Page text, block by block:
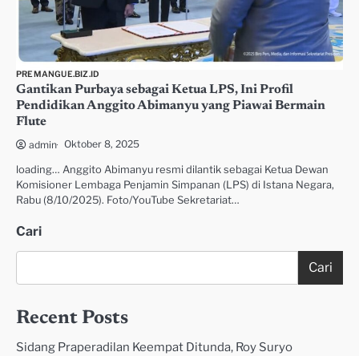
PREMANGUE.BIZ.ID
Gantikan Purbaya sebagai Ketua LPS, Ini Profil
Pendidikan Anggito Abimanyu yang Piawai Bermain
Flute
admin Oktober 8, 2025
loading… Anggito Abimanyu resmi dilantik sebagai Ketua Dewan
Komisioner Lembaga Penjamin Simpanan (LPS) di Istana Negara,
Rabu (8/10/2025). Foto/YouTube Sekretariat…
Cari
Cari
Recent Posts
Sidang Praperadilan Keempat Ditunda, Roy Suryo